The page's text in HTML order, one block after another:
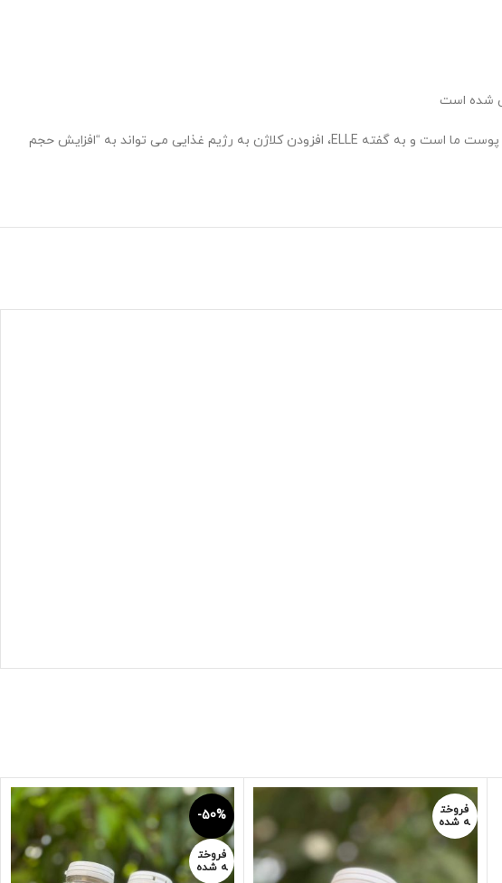
با افزایش سن، سطح کلاژن بدن ما به طور طبیعی کاهش می یابد. یکی از اولین مکان هایی که نشان می دهد سطح کلاژن ما کم است، پوست ما است و به گفته ELLE، افزودن کلاژن به رژیم غذایی می تواند به “افزایش حجم
فروخت
ه شده
-50%
فروخت
ه شده